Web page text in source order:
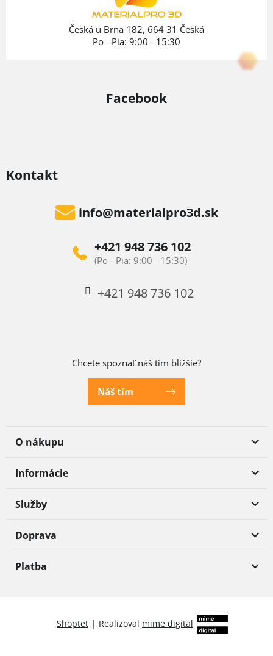
Kontakt
info@materialpro3d.sk
+421 948 736 102
+421 948 736 102
Chcete spoznať náš tím bližšie?
Náš tím
O nákupu
Informácie
Služby
Česká u Brna 182, 664 31 Česká
Po - Pia: 9:00 - 15:30
Facebook
Doprava
Platba
Shoptet | Realizoval mime digital